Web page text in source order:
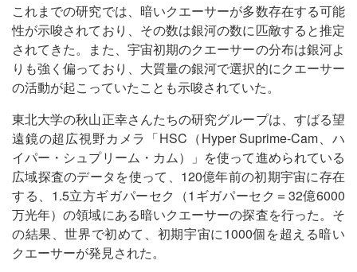
これまでの研究では、暗いクエーサーが多数存在する可能
性が示唆されており、その数は銀河の数に匹敵すると推定
されてきた。また、宇宙初期のクエーサーの分布は銀河よ
りも強く偏っており、大質量の銀河で選択的にクエーサー
の活動が起こっていたことも示唆されていた。
東北大学の秋山正幸さんたちの研究グループは、すばる望
遠鏡の超広視野カメラ「HSC（Hyper Suprime-Cam、ハ
イパー・シュプリーム・カム）」を使って進められている
広域探査のデータを使って、120億年前の初期宇宙に存在
する、1.5立方ギガパーセク（1ギガパーセク＝32億6000
万光年）の領域にある暗いクエーサーの探査を行った。そ
の結果、世界で初めて、初期宇宙に1000個を超える暗い
クエーサーが発見された。